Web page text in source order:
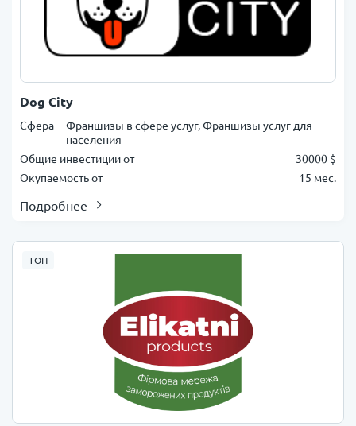
Dog City
Сфера
Франшизы в сфере услуг, Франшизы услуг для
населения
Общие инвестиции от
30000 $
Окупаемость от
15 мес.
Подробнее
ТОП